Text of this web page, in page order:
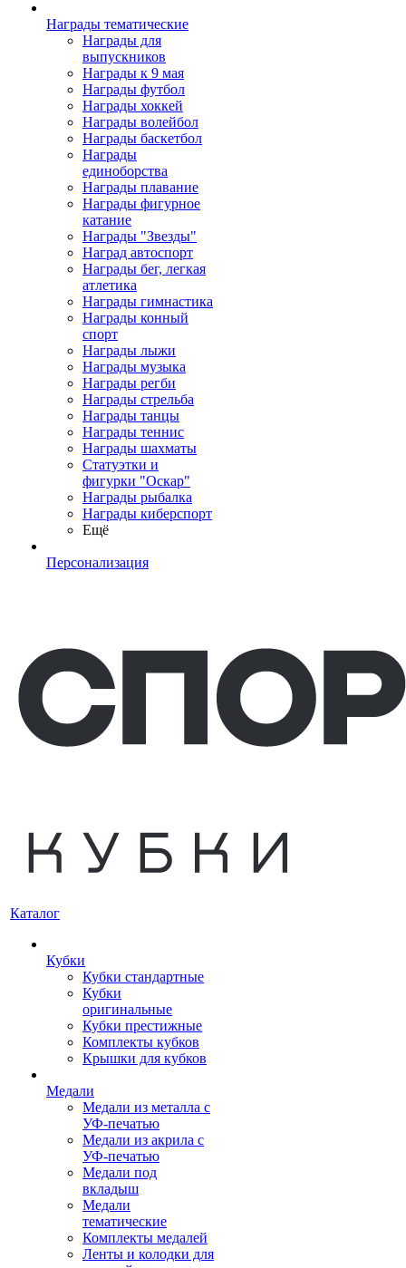
Награды тематические
Награды для
выпускников
Награды к 9 мая
Награды футбол
Награды хоккей
Награды волейбол
Награды баскетбол
Награды
единоборства
Награды плавание
Награды фигурное
катание
Награды "Звезды"
Наград автоспорт
Награды бег, легкая
атлетика
Награды гимнастика
Награды конный
спорт
Награды лыжи
Награды музыка
Награды регби
Награды стрельба
Награды танцы
Награды теннис
Награды шахматы
Статуэтки и
фигурки "Оскар"
Награды рыбалка
Награды киберспорт
Ещё
Персонализация
Каталог
Кубки
Кубки стандартные
Кубки
оригинальные
Кубки престижные
Комплекты кубков
Крышки для кубков
Медали
Медали из металла с
УФ-печатью
Медали из акрила с
УФ-печатью
Медали под
вкладыш
Медали
тематические
Комплекты медалей
Ленты и колодки для